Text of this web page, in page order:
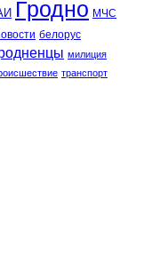
Гродно МЧС
белорус
милиция
транспорт